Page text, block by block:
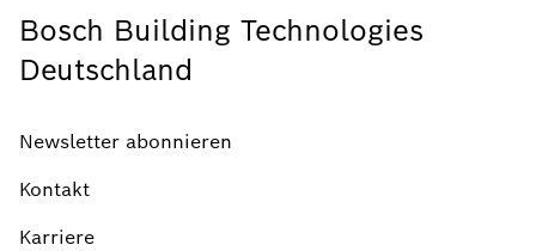
Bosch Building Technologies
Deutschland
Newsletter abonnieren
Kontakt
Karriere